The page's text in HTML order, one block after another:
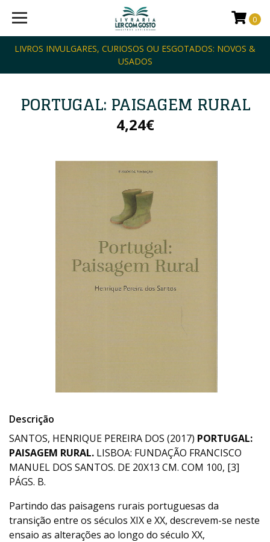
LIVROS INVULGARES, CURIOSOS OU ESGOTADOS: NOVOS &
USADOS
0
PORTUGAL: PAISAGEM RURAL
4,24€
Descrição
SANTOS, HENRIQUE PEREIRA DOS (2017) PORTUGAL:
PAISAGEM RURAL. LISBOA: FUNDAÇÃO FRANCISCO
MANUEL DOS SANTOS. DE 20X13 CM. COM 100, [3]
PÁGS. B.
Partindo das paisagens rurais portuguesas da
transição entre os séculos XIX e XX, descrevem-se neste
ensaio as alterações ao longo do século XX,